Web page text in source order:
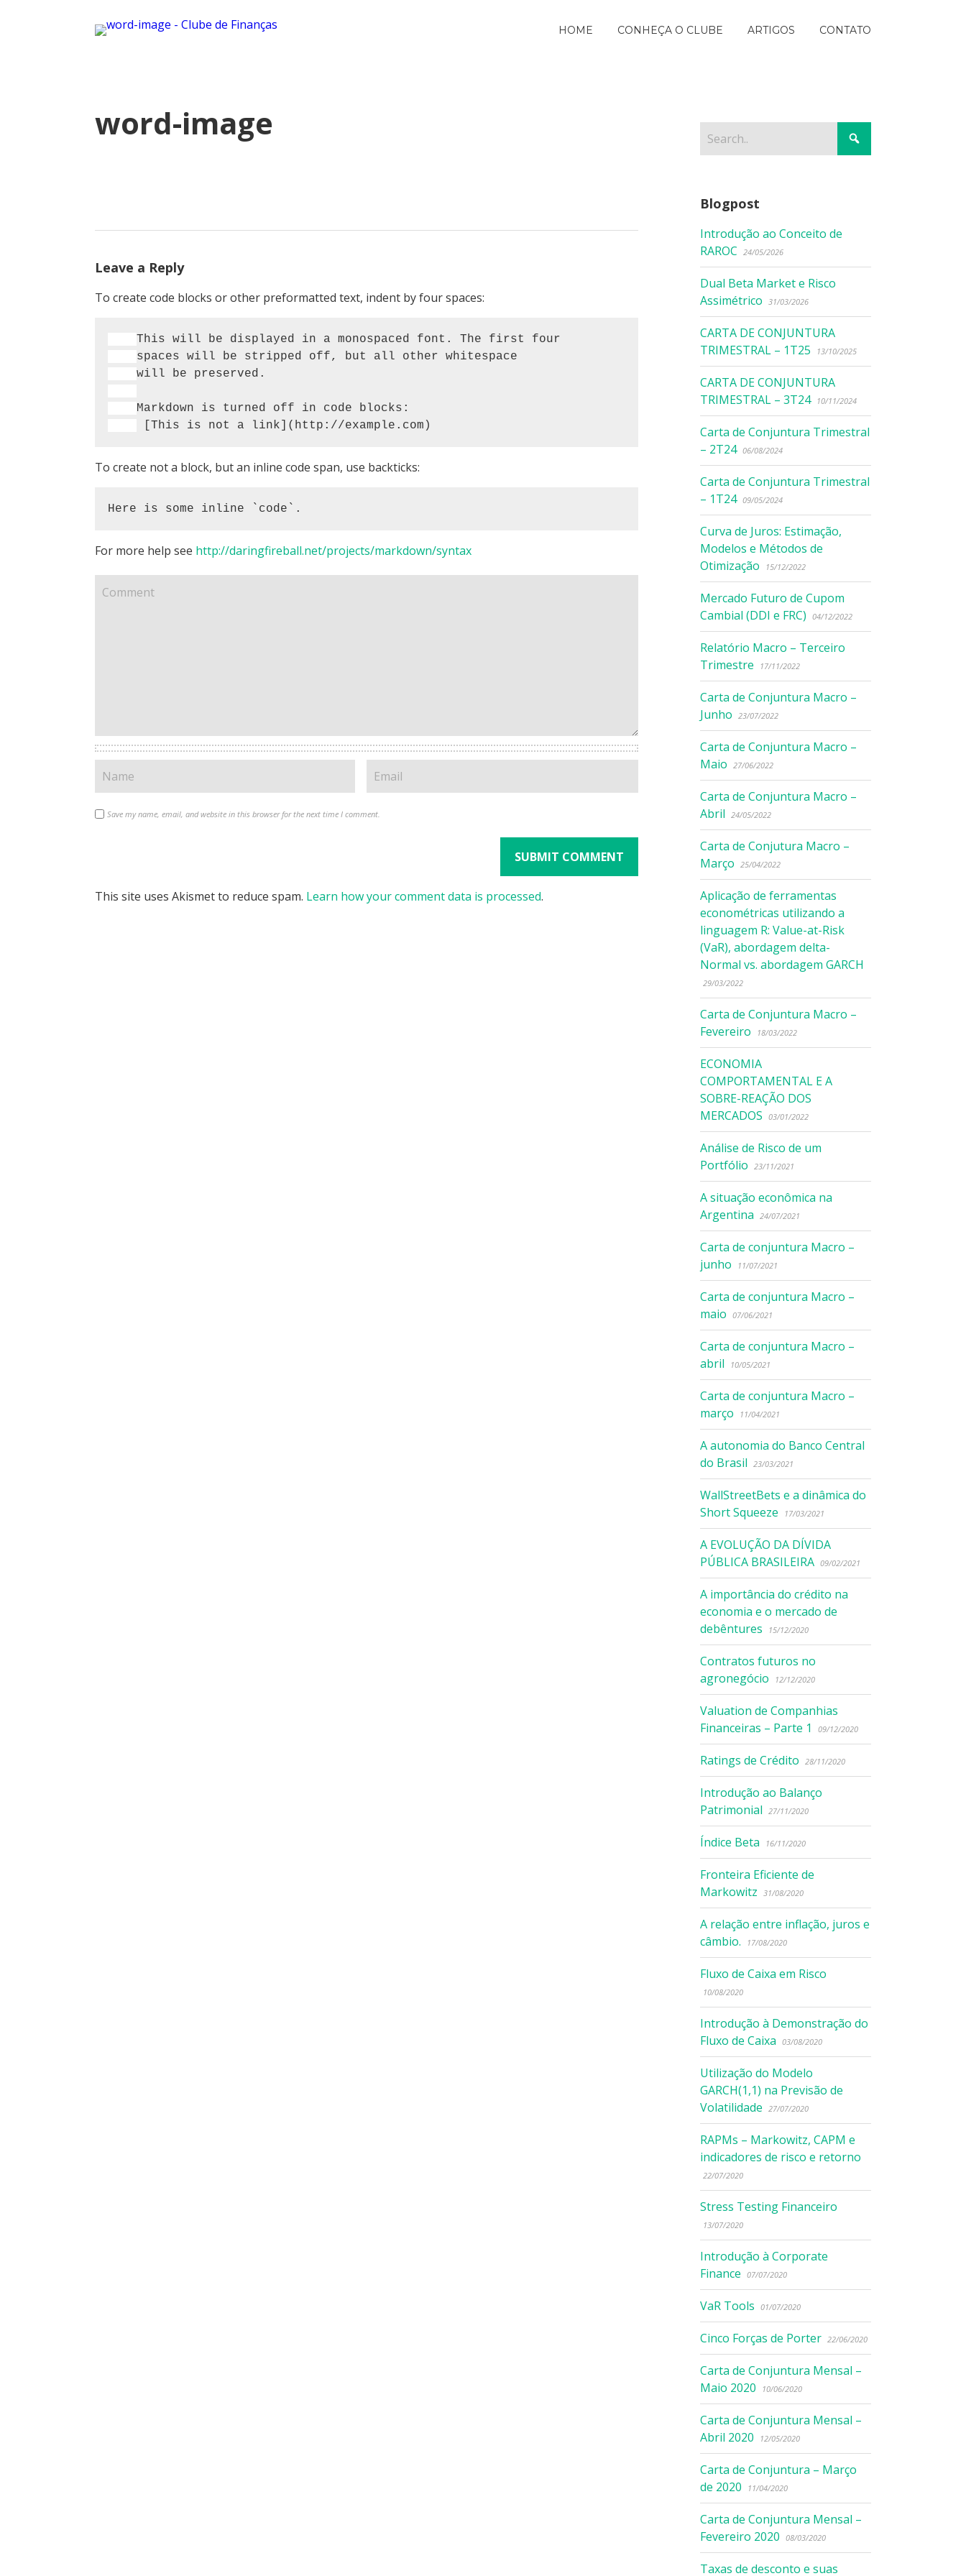
HOME CONHEÇA O CLUBE ARTIGOS CONTATO
word-image
Leave a Reply
To create code blocks or other preformatted text, indent by four spaces:
To create not a block, but an inline code span, use backticks:
Here is some inline `code`.
For more help see http://daringfireball.net/projects/markdown/syntax
Save my name, email, and website in this browser for the next time I comment.
This site uses Akismet to reduce spam. Learn how your comment data is processed.
Blogpost
Introdução ao Conceito de
RAROC
24/05/2026
Dual Beta Market e Risco
Assimétrico
31/03/2026
CARTA DE CONJUNTURA
TRIMESTRAL – 1T25
13/10/2025
CARTA DE CONJUNTURA
TRIMESTRAL – 3T24
10/11/2024
Carta de Conjuntura Trimestral
– 2T24 06/08/2024
Carta de Conjuntura Trimestral
– 1T24 09/05/2024
Curva de Juros: Estimação,
Modelos e Métodos de
Otimização
15/12/2022
Mercado Futuro de Cupom
Cambial (DDI e FRC)
04/12/2022
Relatório Macro – Terceiro
Trimestre
17/11/2022
Carta de Conjuntura Macro –
Junho
23/07/2022
Carta de Conjuntura Macro –
Maio
27/06/2022
Carta de Conjuntura Macro –
Abril
24/05/2022
Carta de Conjutura Macro –
Março
25/04/2022
Aplicação de ferramentas
econométricas utilizando a
linguagem R: Value-at-Risk
(VaR), abordagem delta-
Normal vs. abordagem GARCH
29/03/2022
Carta de Conjuntura Macro –
Fevereiro
18/03/2022
ECONOMIA
COMPORTAMENTAL E A
SOBRE-REAÇÃO DOS
MERCADOS
03/01/2022
Análise de Risco de um
Portfólio
23/11/2021
A situação econômica na
Argentina
24/07/2021
Carta de conjuntura Macro –
junho
11/07/2021
Carta de conjuntura Macro –
maio
07/06/2021
Carta de conjuntura Macro –
abril
10/05/2021
Carta de conjuntura Macro –
março
11/04/2021
A autonomia do Banco Central
do Brasil
23/03/2021
WallStreetBets e a dinâmica do
Short Squeeze
17/03/2021
A EVOLUÇÃO DA DÍVIDA
PÚBLICA BRASILEIRA 09/02/2021
A importância do crédito na
economia e o mercado de
debêntures
15/12/2020
Contratos futuros no
agronegócio
12/12/2020
Valuation de Companhias
Financeiras – Parte 1
09/12/2020
Ratings de Crédito 28/11/2020
Introdução ao Balanço
Patrimonial
27/11/2020
Índice Beta 16/11/2020
Fronteira Eficiente de
Markowitz
31/08/2020
A relação entre inflação, juros e
câmbio.
17/08/2020
Fluxo de Caixa em Risco
10/08/2020
Introdução à Demonstração do
Fluxo de Caixa
03/08/2020
Utilização do Modelo
GARCH(1,1) na Previsão de
Volatilidade
27/07/2020
RAPMs – Markowitz, CAPM e
indicadores de risco e retorno
22/07/2020
Stress Testing Financeiro
13/07/2020
Introdução à Corporate
Finance
07/07/2020
VaR Tools 01/07/2020
Cinco Forças de Porter 22/06/2020
Carta de Conjuntura Mensal –
Maio 2020
10/06/2020
Carta de Conjuntura Mensal –
Abril 2020
12/05/2020
Carta de Conjuntura – Março
de 2020
11/04/2020
Carta de Conjuntura Mensal –
Fevereiro 2020
08/03/2020
Taxas de desconto e suas